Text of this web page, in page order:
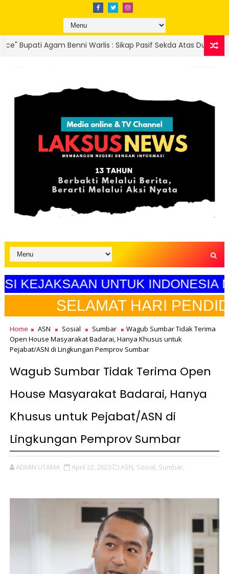
Pasif Sekda Atas Dugaan Korupsi Sarung Kesra, Publik
KEJAKSAAN UNTUK
PENDIDIKAN NASIONAL"
Home ASN Sosial Sumbar
Wagub Sumbar Tidak Terima
Open House Masyarakat Badarai, Hanya Khusus untuk
Pejabat/ASN di Lingkungan Pemprov Sumbar
Wagub Sumbar Tidak Terima Open
House Masyarakat Badarai, Hanya
Khusus untuk Pejabat/ASN di
Lingkungan Pemprov Sumbar
ADMIN UTAMA April 22, 2023 ASN, Sosial, Sumbar,